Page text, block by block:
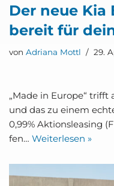
Der neue Kia
bereit für
von Adriana Mottl 29.
„Made in Euro­pe“
und das zu einem
0,99% Akti­ons­lea­sing
fen… Wei­ter­le­sen »